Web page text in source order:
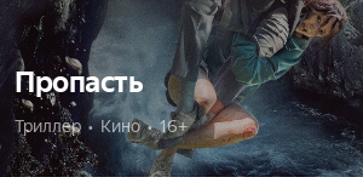
Пропасть
Триллер  •  Кино  •  16+